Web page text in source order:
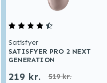
Satisfyer
SATISFYER PRO 2 NEXT
GENERATION
219 kr. 519 kr.